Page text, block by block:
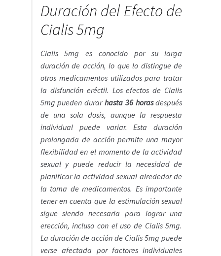
Duración del Efecto de
Cialis 5mg
Cialis 5mg es conocido por su larga
duración de acción, lo que lo distingue de
otros medicamentos utilizados para tratar
la disfunción eréctil. Los efectos de Cialis
5mg pueden durarhasta 36 horasdespués
de una sola dosis, aunque la respuesta
individual puede variar. Esta duración
prolongada de acción permite una mayor
flexibilidad en el momento de la actividad
sexual y puede reducir la necesidad de
planificar la actividad sexual alrededor de
la toma de medicamentos. Es importante
tener en cuenta que la estimulación sexual
sigue siendo necesaria para lograr una
erección, incluso con el uso de Cialis 5mg.
La duración de acción de Cialis 5mg puede
verse afectada por factores individuales